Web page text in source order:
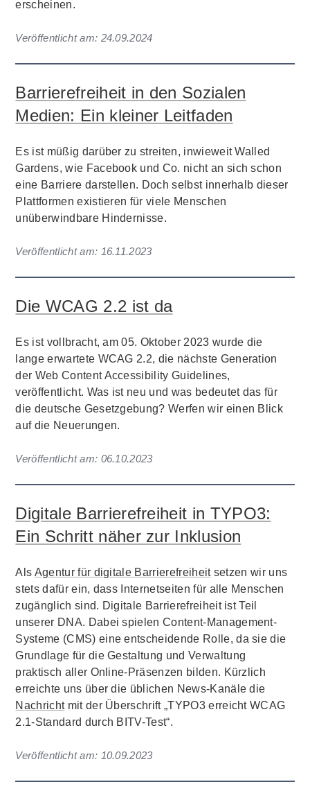
erscheinen.
Veröffentlicht am: 24.09.2024
Barrierefreiheit in den Sozialen
Medien: Ein kleiner Leitfaden
Es ist müßig darüber zu streiten, inwieweit Walled
Gardens, wie Facebook und Co. nicht an sich schon
eine Barriere darstellen. Doch selbst innerhalb dieser
Plattformen existieren für viele Menschen
unüberwindbare Hindernisse.
Veröffentlicht am: 16.11.2023
Die WCAG 2.2 ist da
Es ist vollbracht, am 05. Oktober 2023 wurde die
lange erwartete WCAG 2.2, die nächste Generation
der Web Content Accessibility Guidelines,
veröffentlicht. Was ist neu und was bedeutet das für
die deutsche Gesetzgebung? Werfen wir einen Blick
auf die Neuerungen.
Veröffentlicht am: 06.10.2023
Digitale Barrierefreiheit in TYPO3:
Ein Schritt näher zur Inklusion
Als Agentur für digitale Barrierefreiheitsetzen wir uns
stets dafür ein, dass Internetseiten für alle Menschen
zugänglich sind. Digitale Barrierefreiheit ist Teil
unserer DNA. Dabei spielen Content-Management-
Systeme (CMS) eine entscheidende Rolle, da sie die
Grundlage für die Gestaltung und Verwaltung
praktisch aller Online-Präsenzen bilden. Kürzlich
erreichte uns über die üblichen News-Kanäle die
Nachrichtmit der Überschrift „TYPO3 erreicht WCAG
2.1-Standard durch BITV-Test“.
Veröffentlicht am: 10.09.2023